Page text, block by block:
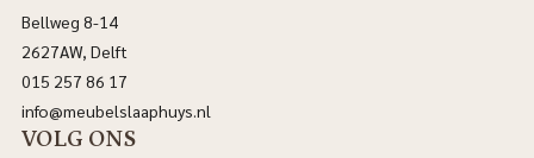
Bellweg 8-14
2627AW, Delft
015 257 86 17
info@meubelslaaphuys.nl
VOLG ONS